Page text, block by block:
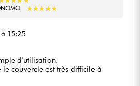
★★★★★
★★★★★
15:25
d'utilisation.
le couvercle est très difficile à